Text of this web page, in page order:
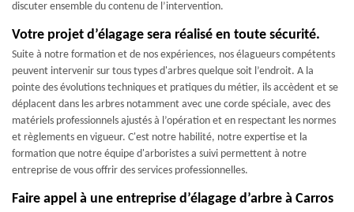
discuter ensemble du contenu de l’intervention.
Votre projet d’élagage sera réalisé en toute sécurité.
Suite à notre formation et de nos expériences, nos élagueurs compétents
peuvent intervenir sur tous types d'arbres quelque soit l’endroit. A la
pointe des évolutions techniques et pratiques du métier, ils accèdent et se
déplacent dans les arbres notamment avec une corde spéciale, avec des
matériels professionnels ajustés à l’opération et en respectant les normes
et règlements en vigueur. C'est notre habilité, notre expertise et la
formation que notre équipe d'arboristes a suivi permettent à notre
entreprise de vous offrir des services professionnelles.
Faire appel à une entreprise d’élagage d’arbre à Carros